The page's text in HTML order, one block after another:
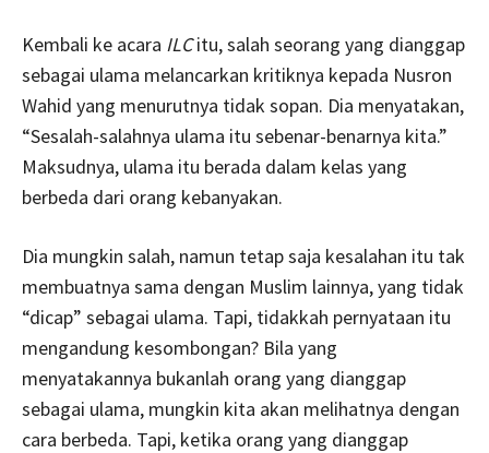
Kembali ke acara ILCitu, salah seorang yang dianggap
sebagai ulama melancarkan kritiknya kepada Nusron
Wahid yang menurutnya tidak sopan. Dia menyatakan,
“Sesalah-salahnya ulama itu sebenar-benarnya kita.”
Maksudnya, ulama itu berada dalam kelas yang
berbeda dari orang kebanyakan.
Dia mungkin salah, namun tetap saja kesalahan itu tak
membuatnya sama dengan Muslim lainnya, yang tidak
“dicap” sebagai ulama. Tapi, tidakkah pernyataan itu
mengandung kesombongan? Bila yang
menyatakannya bukanlah orang yang dianggap
sebagai ulama, mungkin kita akan melihatnya dengan
cara berbeda. Tapi, ketika orang yang dianggap